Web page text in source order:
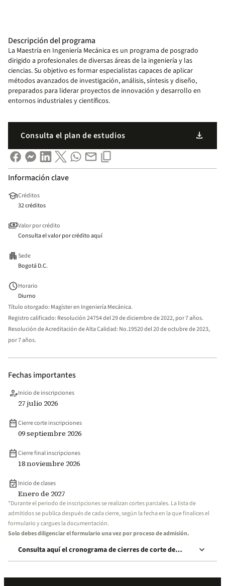
Descripción del programa
La Maestría en Ingeniería Mecánica es un programa de posgrado
dirigido a profesionales de diversas áreas de la ingeniería y las
ciencias. Su objetivo es formar especialistas capaces de aplicar
métodos avanzados de investigación, análisis, síntesis y diseño,
preparados para liderar proyectos de innovación y desarrollo en
entornos industriales y científicos.
Consulta el plan de estudios download
Información clave
schoolCréditos
32 créditos
paymentsValor por crédito
Consulta el valor por crédito aquí
apartmentSede
Bogotá D.C.
scheduleHorario
Diurno
Título otorgado: Magíster en Ingeniería Mecánica.
Registro calificado: Resolución 24754 del 29 de diciembre de 2022, por 7 años.
Resolución de Acreditación de Alta Calidad: No.19520 del 20 de octubre de 2023,
por 7 años.
Fechas importantes
person_editInicio de inscripciones
27 julio 2026
date_rangeCierre corte inscripciones
09 septiembre 2026
date_rangeCierre final inscripciones
18 noviembre 2026
event_available Inicio de clases
Enero de 2027
*Durante el periodo de inscripciones se realizan cortes parciales. La lista de
admitidos se publica después de cada cierre, según la fecha en la que finalices el
formulario y cargues la documentación.
Solo debes diligenciar el formulario una vez por proceso de admisión.
Consulta aquí el cronograma de cierres de corte de
inscripción
keyboard_arrow_down